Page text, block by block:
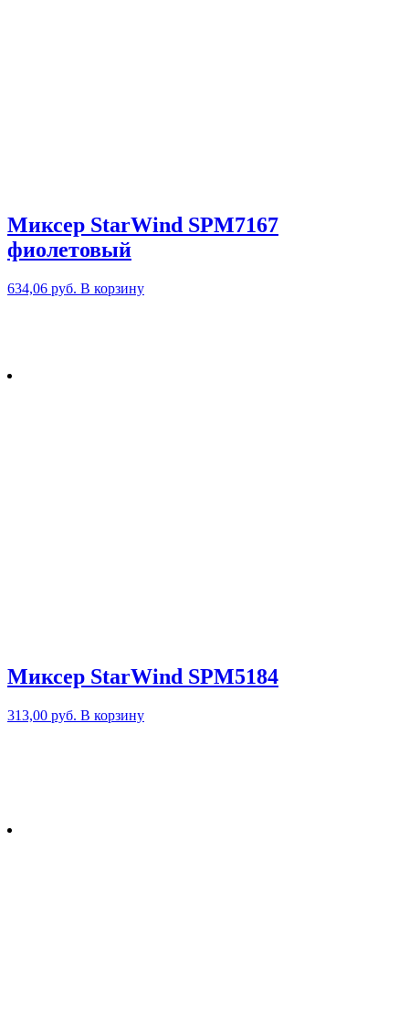
Миксер StarWind SPM7167
фиолетовый
634,06 руб. В корзину
Миксер StarWind SPM5184
313,00 руб. В корзину